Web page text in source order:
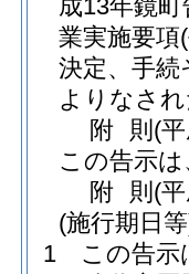
成13年鏡
業実施要項
決定、手
よりなさ
附 則 (
この告示
附 則 (
(施行期日
1
この告示